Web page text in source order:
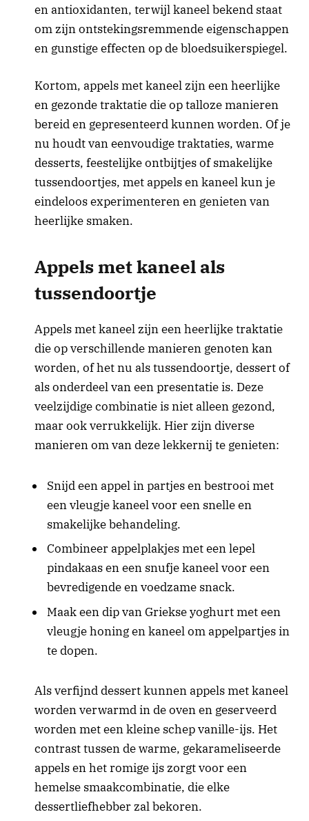
en antioxidanten, terwijl kaneel bekend staat
om zijn ontstekingsremmende eigenschappen
en gunstige effecten op de bloedsuikerspiegel.
Kortom, appels met kaneel zijn een heerlijke
en gezonde traktatie die op talloze manieren
bereid en gepresenteerd kunnen worden. Of je
nu houdt van eenvoudige traktaties, warme
desserts, feestelijke ontbijtjes of smakelijke
tussendoortjes, met appels en kaneel kun je
eindeloos experimenteren en genieten van
heerlijke smaken.
Appels met kaneel als
tussendoortje
Appels met kaneel zijn een heerlijke traktatie
die op verschillende manieren genoten kan
worden, of het nu als tussendoortje, dessert of
als onderdeel van een presentatie is. Deze
veelzijdige combinatie is niet alleen gezond,
maar ook verrukkelijk. Hier zijn diverse
manieren om van deze lekkernij te genieten:
Snijd een appel in partjes en bestrooi met
een vleugje kaneel voor een snelle en
smakelijke behandeling.
Combineer appelplakjes met een lepel
pindakaas en een snufje kaneel voor een
bevredigende en voedzame snack.
Maak een dip van Griekse yoghurt met een
vleugje honing en kaneel om appelpartjes in
te dopen.
Als verfijnd dessert kunnen appels met kaneel
worden verwarmd in de oven en geserveerd
worden met een kleine schep vanille-ijs. Het
contrast tussen de warme, gekarameliseerde
appels en het romige ijs zorgt voor een
hemelse smaakcombinatie, die elke
dessertliefhebber zal bekoren.